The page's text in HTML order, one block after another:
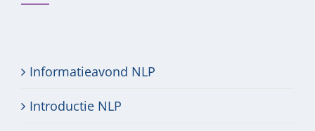
Informatieavond NLP
Introductie NLP